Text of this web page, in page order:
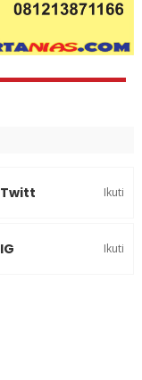
Twitt Ikuti
IG Ikuti